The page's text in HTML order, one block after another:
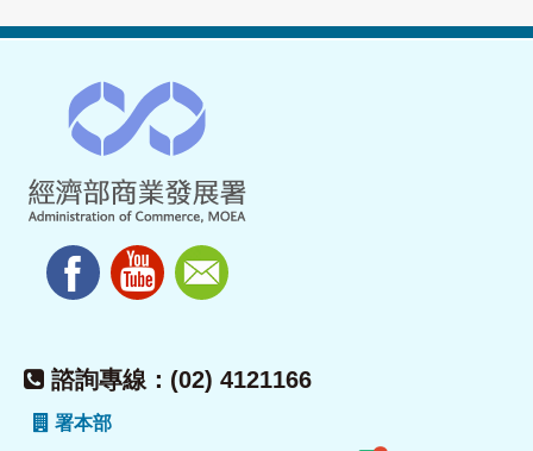
諮詢專線：(02) 4121166
署本部